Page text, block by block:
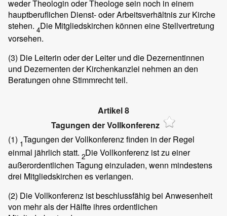
weder Theologin oder Theologe sein noch in einem
hauptberuflichen Dienst- oder Arbeitsverhältnis zur Kirche
stehen. 4Die Mitgliedskirchen können eine Stellvertretung
vorsehen.
(3) Die Leiterin oder der Leiter und die Dezernentinnen
und Dezernenten der Kirchenkanzlei nehmen an den
Beratungen ohne Stimmrecht teil.
Artikel 8
Tagungen der Vollkonferenz
(1) 1Tagungen der Vollkonferenz finden in der Regel
einmal jährlich statt. 2Die Vollkonferenz ist zu einer
außerordentlichen Tagung einzuladen, wenn mindestens
drei Mitgliedskirchen es verlangen.
(2) Die Vollkonferenz ist beschlussfähig bei Anwesenheit
von mehr als der Hälfte ihres ordentlichen